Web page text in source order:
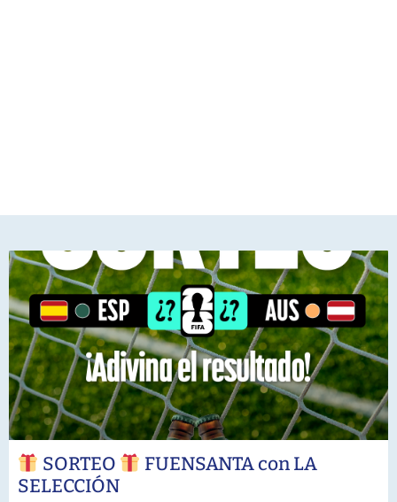
SORTEO
FUENSANTA con LA
SELECCIÓN